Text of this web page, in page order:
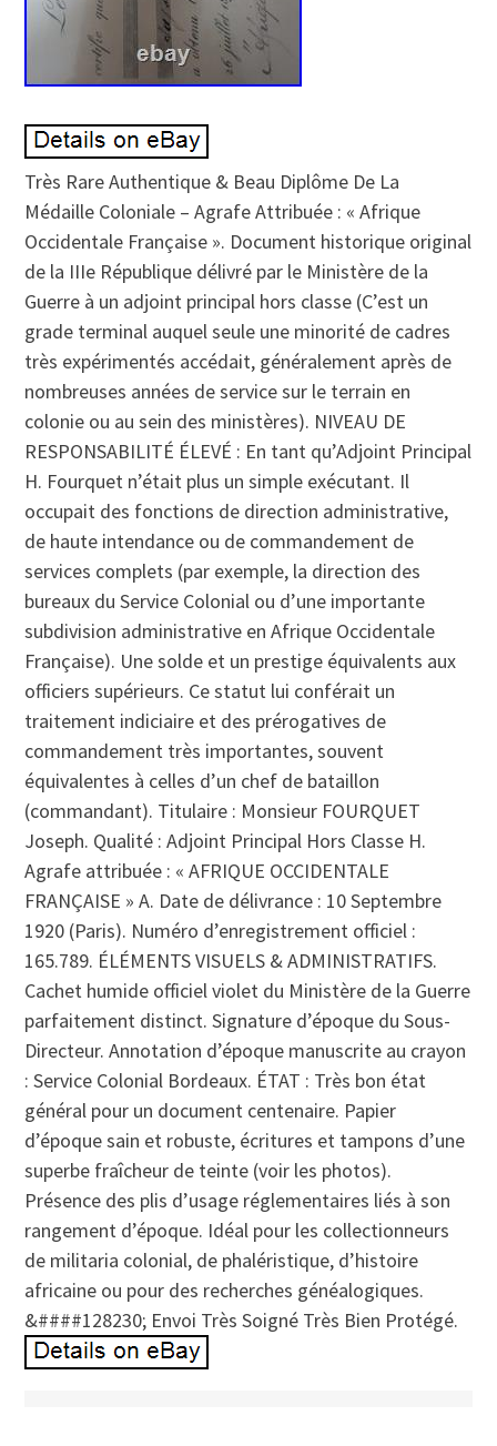
Très Rare Authentique & Beau Diplôme De La
Médaille Coloniale – Agrafe Attribuée : « Afrique
Occidentale Française ». Document historique original
de la IIIe République délivré par le Ministère de la
Guerre à un adjoint principal hors classe (C’est un
grade terminal auquel seule une minorité de cadres
très expérimentés accédait, généralement après de
nombreuses années de service sur le terrain en
colonie ou au sein des ministères). NIVEAU DE
RESPONSABILITÉ ÉLEVÉ : En tant qu’Adjoint Principal
H. Fourquet n’était plus un simple exécutant. Il
occupait des fonctions de direction administrative,
de haute intendance ou de commandement de
services complets (par exemple, la direction des
bureaux du Service Colonial ou d’une importante
subdivision administrative en Afrique Occidentale
Française). Une solde et un prestige équivalents aux
officiers supérieurs. Ce statut lui conférait un
traitement indiciaire et des prérogatives de
commandement très importantes, souvent
équivalentes à celles d’un chef de bataillon
(commandant). Titulaire : Monsieur FOURQUET
Joseph. Qualité : Adjoint Principal Hors Classe H.
Agrafe attribuée : « AFRIQUE OCCIDENTALE
FRANÇAISE » A. Date de délivrance : 10 Septembre
1920 (Paris). Numéro d’enregistrement officiel :
165.789. ÉLÉMENTS VISUELS & ADMINISTRATIFS.
Cachet humide officiel violet du Ministère de la Guerre
parfaitement distinct. Signature d’époque du Sous-
Directeur. Annotation d’époque manuscrite au crayon
: Service Colonial Bordeaux. ÉTAT : Très bon état
général pour un document centenaire. Papier
d’époque sain et robuste, écritures et tampons d’une
superbe fraîcheur de teinte (voir les photos).
Présence des plis d’usage réglementaires liés à son
rangement d’époque. Idéal pour les collectionneurs
de militaria colonial, de phaléristique, d’histoire
africaine ou pour des recherches généalogiques.
&####128230; Envoi Très Soigné Très Bien Protégé.